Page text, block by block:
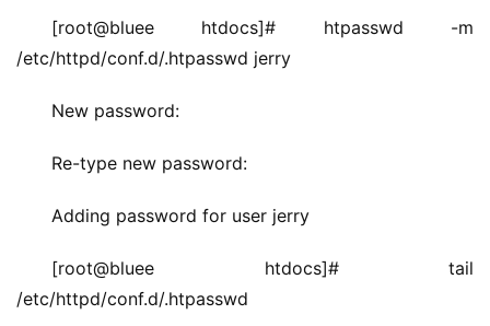
[root@bluee htdocs]# htpasswd -m
/etc/httpd/conf.d/.htpasswd jerry
New password:
Re-type new password:
Adding password for user jerry
[root@bluee htdocs]# tail
/etc/httpd/conf.d/.htpasswd